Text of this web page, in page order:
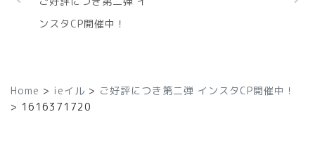
ンスタCP開催中！
Home > ieイル > ご好評につき第二弾 インスタCP開催中！
> 1616371720